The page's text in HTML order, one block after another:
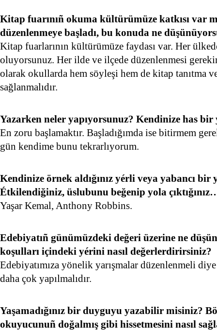
Kitap fuarınıñ okuma kültürümüze katkısı var
düzenlenmeye başladı, bu konuda ne
Kitap fuarlarının kültürümüze faydası var. Her
oluyorsunuz. Her ilde ve ilçede düzenlenmesi
olarak okullarda hem söyleşi hem de kitap tanıtma
sağlanmalıdır.
Yazarken neler yapıyorsunuz? Kendinize has
En zoru başlamaktır. Başladığımda ise bitirmem
gün kendime bunu tekrarlıyorum.
Kendinize örnek aldığınız yérli veya yabancı bir
Étkilendiğiniz, üslubunu beğenip yola
Yaşar Kemal, Anthony Robbins.
Edebiyatıñ günümüzdeki değeri üzerine ne
koşulları içindeki yérini nasıl değerlerdirirsiniz?
Edebiyatımıza yönelik yarışmalar düzenlenmeli
daha çok yapılmalıdır.
Yaşamadığınız bir duyguyu yazabilir misiniz?
okuyucunuñ doğalmış gibi hissetmesini nasıl